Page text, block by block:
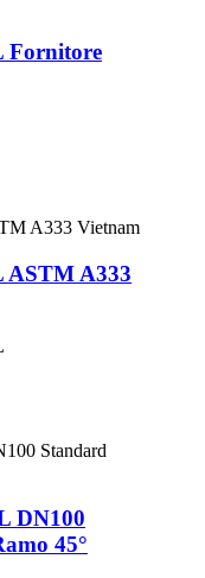
Fornitore
ASTM A333
DN100
45°